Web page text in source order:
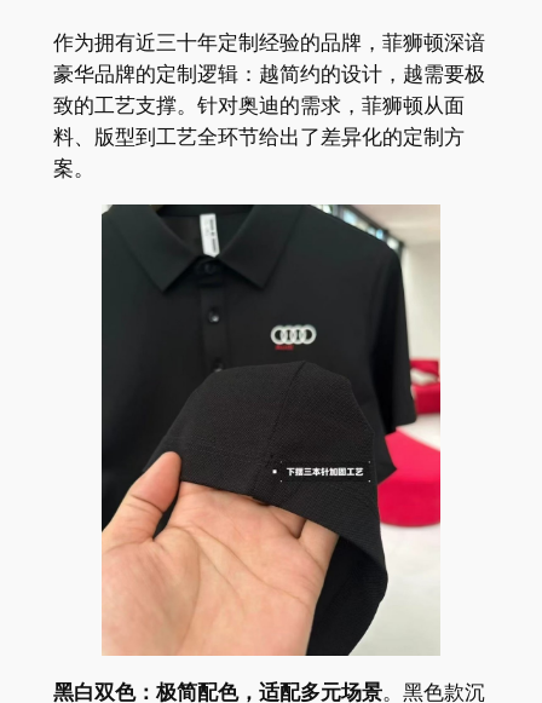
作为拥有近三十年定制经验的品牌，菲狮顿深谙
豪华品牌的定制逻辑：越简约的设计，越需要极
致的工艺支撑。针对奥迪的需求，菲狮顿从面
料、版型到工艺全环节给出了差异化的定制方
案。
黑白双色：极简配色，适配多元场景。黑色款沉